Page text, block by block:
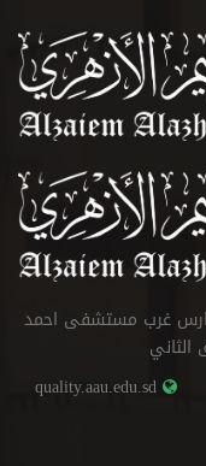
غرب مستشفى احمد
quality.aau.edu.sd